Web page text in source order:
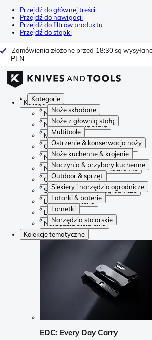
Przejdź do głównej treści
Przejdź do nawigacji
Przejdź do filtrów produktu
Przejdź do stopki
Zamówienia złożone przed 18:30 są
PLN
Kategorie
Noże składane
Noże z głownią stałą
Multitoole
Ostrzenie & konserwacja noży
Noże kuchenne & krojenie
Naczynia & przybory kuchenne
Outdoor & sprzęt
Siekiery i narzędzia ogrodnicze
Latarki & baterie
Lornetki
Narzędzia stolarskie
Kategorie
Noże składane
Noże z głownią stałą
Multitoole
Ostrzenie & konserwacja noży
Noże kuchenne & krojenie
Naczynia & przybory kuchenne
Outdoor & sprzęt
Siekiery i narzędzia ogrodnicze
Latarki & baterie
Lornetki
Narzędzia stolarskie
Kolekcje tematyczne
EDC: Every Day Carry